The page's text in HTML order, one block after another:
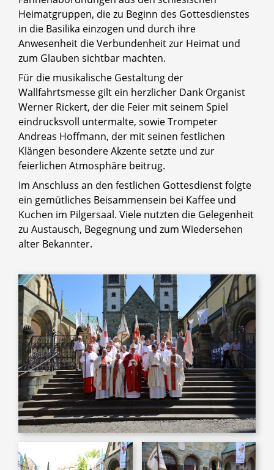
Heimatgruppen, die zu Beginn des Gottesdienstes
in die Basilika einzogen und durch ihre
Anwesenheit die Verbundenheit zur Heimat und
zum Glauben sichtbar machten.
Für die musikalische Gestaltung der
Wallfahrtsmesse gilt ein herzlicher Dank Organist
Werner Rickert, der die Feier mit seinem Spiel
eindrucksvoll untermalte, sowie Trompeter
Andreas Hoffmann, der mit seinen festlichen
Klängen besondere Akzente setzte und zur
feierlichen Atmosphäre beitrug.
Im Anschluss an den festlichen Gottesdienst folgte
ein gemütliches Beisammensein bei Kaffee und
Kuchen im Pilgersaal. Viele nutzten die Gelegenheit
zu Austausch, Begegnung und zum Wiedersehen
alter Bekannter.